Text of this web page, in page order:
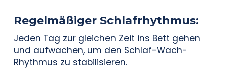
Regelmäßiger Schlafrhythmus:
Jeden Tag zur gleichen Zeit ins Bett gehen
und aufwachen, um den Schlaf-Wach-
Rhythmus zu stabilisieren.